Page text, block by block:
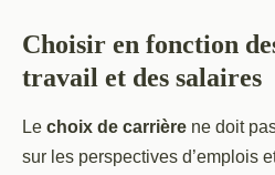
Choisir en fonction
travail et des salaires
Le choix de carrière ne doit
sur les perspectives d’emplois